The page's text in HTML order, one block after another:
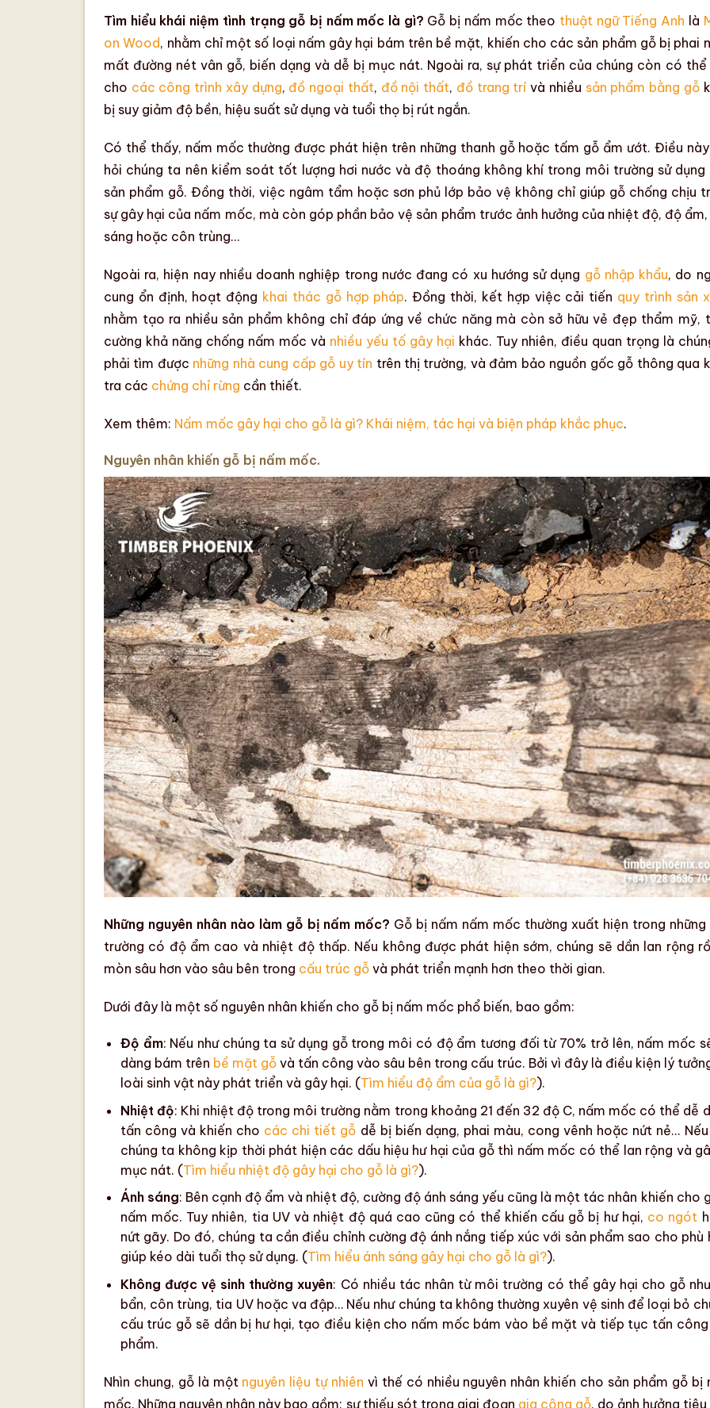
Tìm hiểu khái niệm tình trạng gỗ bị nấm mốc là gì? Gỗ bị nấm mốc theo thuật ngữ Tiếng Anh là
on Wood, nhằm chỉ một số loại nấm gây hại bám trên bề mặt, khiến cho các sản phẩm gỗbị phai
mất đường nétvân gỗ, biến dạng và dễ bị mục nát. Ngoài ra, sự phát triển của chúng còn có thể
cho các công trình xây dựng, đồ ngoại thất, đồ nội thất, đồ trang trí và nhiều sản phẩm bằng gỗ
bị suy giảm độ bền, hiệu suất sử dụng và tuổi thọ bị rút ngắn.
Có thể thấy, nấm mốc thường được phát hiện trên những thanh gỗ hoặc tấm gỗ ẩm ướt. Điều
hỏi chúng ta nên kiểm soát tốt lượng hơi nước và độ thoáng không khí trong môi trường sử dụng
sản phẩm gỗ. Đồng thời, việc ngâm tẩm hoặc sơn phủ lớp bảo vệ không chỉ giúp gỗ chống chịu
sự gây hại của nấm mốc, mà còn góp phần bảo vệ sản phẩm trước ảnh hưởng của nhiệt độ, độ ẩm
sáng hoặc côn trùng…
Ngoài ra, hiện nay nhiều doanh nghiệp trong nước đang có xu hướng sử dụng gỗ nhập khẩu, do
cung ổn định, hoạt động khai thác gỗ hợp pháp. Đồng thời, kết hợp việc cải tiến quy trình sản
nhằm tạo ra nhiều sản phẩm không chỉ đáp ứng về chức năng mà còn sở hữu vẻ đẹp thẩm mỹ,
cường khả năng chống nấm mốcvà nhiều yếu tố gây hại khác. Tuy nhiên, điều quan trọng là
phải tìm được những nhà cung cấp gỗ uy tín trên thị trường, và đảm bảo nguồn gốc gỗ thông qua
tra các chứng chỉ rừng cần thiết.
Xem thêm: Nấm mốc gây hại cho gỗ là gì? Khái niệm, tác hại và biện pháp khắc phục.
Nguyên nhân khiến gỗ bị nấm mốc.
Những nguyên nhân nào làm gỗ bị nấm mốc? Gỗ bị nấm nấm mốc thường xuất hiện trong
trường có độ ẩm cao và nhiệt độthấp. Nếu không được phát hiện sớm, chúng sẽ dần lan rộng
mòn sâu hơn vào sâu bên trong cấu trúc gỗ và phát triển mạnh hơn theo thời gian.
Dưới đây là một số nguyên nhân khiến cho gỗ bị nấm mốc phổ biến, bao gồm:
Độ ẩm: Nếu như chúng ta sử dụng gỗ trong môi có độ ẩm tương đối từ 70% trở lên, nấm mốc
dàng bám trên bề mặt gỗvà tấn công vào sâu bên trong cấu trúc. Bởi vì đây là điều kiện lý
loài sinh vật này phát triển và gây hại. (Tìm hiểu độ ẩm của gỗ là gì?).
Nhiệt độ: Khi nhiệt độ trong môi trường nằm trong khoảng 21 đến 32 độ C, nấm mốc có thể dễ
tấn công và khiến cho các chi tiết gỗ dễ bị biến dạng, phai màu, cong vênh hoặc nứt nẻ…
chúng ta không kịp thời phát hiện các dấu hiệu hư hại của gỗthì nấm mốc có thể lan rộng và
mục nát. (Tìm hiểu nhiệt độ gây hại cho gỗ là gì?).
Ánh sáng: Bên cạnh độ ẩm và nhiệt độ, cường độ ánh sáng yếu cũng là một tác nhân khiến cho
nấm mốc. Tuy nhiên, tia UVvà nhiệt độ quá cao cũng có thể khiến cấu gỗ bị hư hại, co ngót
nứt gãy. Do đó, chúng ta cần điều chỉnh cường độ ánh nắng tiếp xúc với sản phẩm sao cho phù
giúp kéo dài tuổi thọsử dụng. (Tìm hiểu ánh sáng gây hại cho gỗ là gì?).
Không được vệ sinh thường xuyên: Có nhiều tác nhân từ môi trường có thể gây hại cho gỗ
bẩn, côn trùng, tia UVhoặc va đập… Nếu như chúng ta không thường xuyên vệ sinh để loại bỏ
cấu trúc gỗ sẽ dần bị hư hại, tạo điều kiện cho nấm mốc bám vào bề mặt và tiếp tục tấn công
phẩm.
Nhìn chung, gỗ là một nguyên liệu tự nhiên vì thế có nhiều nguyên nhân khiến cho sản phẩm gỗbị
mốc. Những nguyên nhân này bao gồm: sự thiếu sót trong giai đoạn gia công gỗ, do ảnh hưởng